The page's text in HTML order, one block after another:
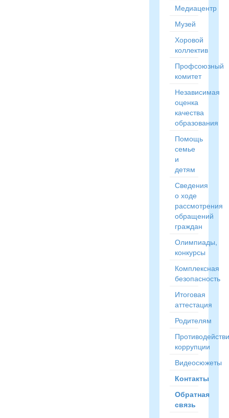
Медиацентр
Музей
Хоровой
коллектив
Профсоюзный
комитет
Независимая
оценка
качества
образования
Помощь
семье
и
детям
Сведения
о ходе
рассмотрения
обращений
граждан
Олимпиады,
конкурсы
Комплексная
безопасность
Итоговая
аттестация
Родителям
коррупции
Видеосюжеты
Контакты
Обратная
связь